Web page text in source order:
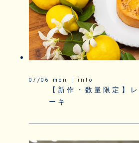
07/06 mon | info
【新作・数量限定】
ーキ